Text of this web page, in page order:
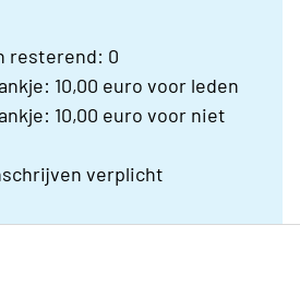
resterend: 0
10,00 euro voor leden
10,00 euro voor niet
verplicht